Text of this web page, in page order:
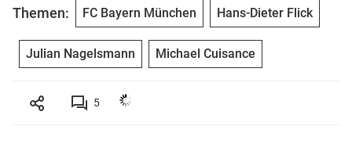
Themen: FC Bayern München Hans-Dieter Flick
Julian Nagelsmann Michael Cuisance
5